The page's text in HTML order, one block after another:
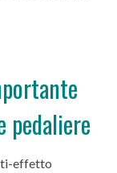
pedaliere
effetto